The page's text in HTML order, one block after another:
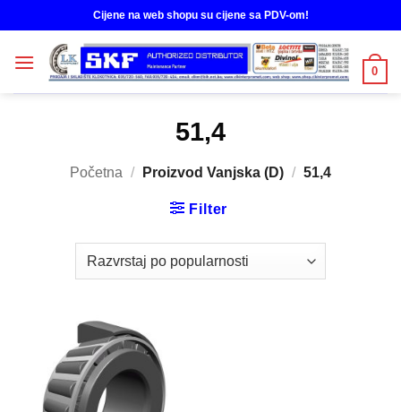
to
content
Cijene na web shopu su cijene sa PDV-om!
0
51,4
Početna / Proizvod Vanjska (D) / 51,4
Filter